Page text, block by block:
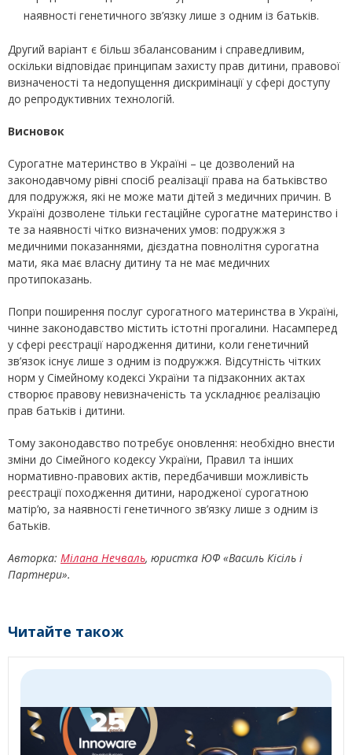
наявності генетичного зв’язку лише з одним із батьків.
Другий варіант є більш збалансованим і справедливим,
оскільки відповідає принципам захисту прав дитини, правової
визначеності та недопущення дискримінації у сфері доступу
до репродуктивних технологій.
Висновок
Сурогатне материнство в Україні – це дозволений на
законодавчому рівні спосіб реалізації права на батьківство
для подружжя, які не може мати дітей з медичних причин. В
Україні дозволене тільки гестаційне сурогатне материнство і
те за наявності чітко визначених умов: подружжя з
медичними показаннями, дієздатна повнолітня сурогатна
мати, яка має власну дитину та не має медичних
протипоказань.
Попри поширення послуг сурогатного материнства в Україні,
чинне законодавство містить істотні прогалини. Насамперед
у сфері реєстрації народження дитини, коли генетичний
зв’язок існує лише з одним із подружжя. Відсутність чітких
норм у Сімейному кодексі України та підзаконних актах
створює правову невизначеність та ускладнює реалізацію
прав батьків і дитини.
Тому законодавство потребує оновлення: необхідно внести
зміни до Сімейного кодексу України, Правил та інших
нормативно-правових актів, передбачивши можливість
реєстрації походження дитини, народженої сурогатною
матір’ю, за наявності генетичного зв’язку лише з одним із
батьків.
Авторка: Мілана Нечваль, юристка ЮФ «Василь Кісіль і
Партнери».
Читайте також